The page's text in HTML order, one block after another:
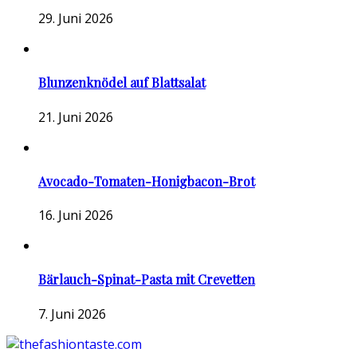
29. Juni 2026
Blunzenknödel auf Blattsalat
21. Juni 2026
Avocado-Tomaten-Honigbacon-Brot
16. Juni 2026
Bärlauch-Spinat-Pasta mit Crevetten
7. Juni 2026